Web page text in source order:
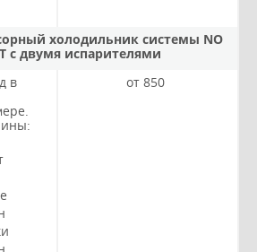
холодильник системы NO
с двумя испарителями
в
от 850